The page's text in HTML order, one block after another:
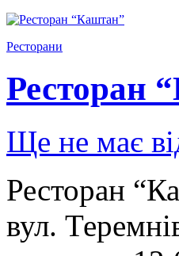
Ресторани
Ресторан
Ще не має
Ресторан
вул.